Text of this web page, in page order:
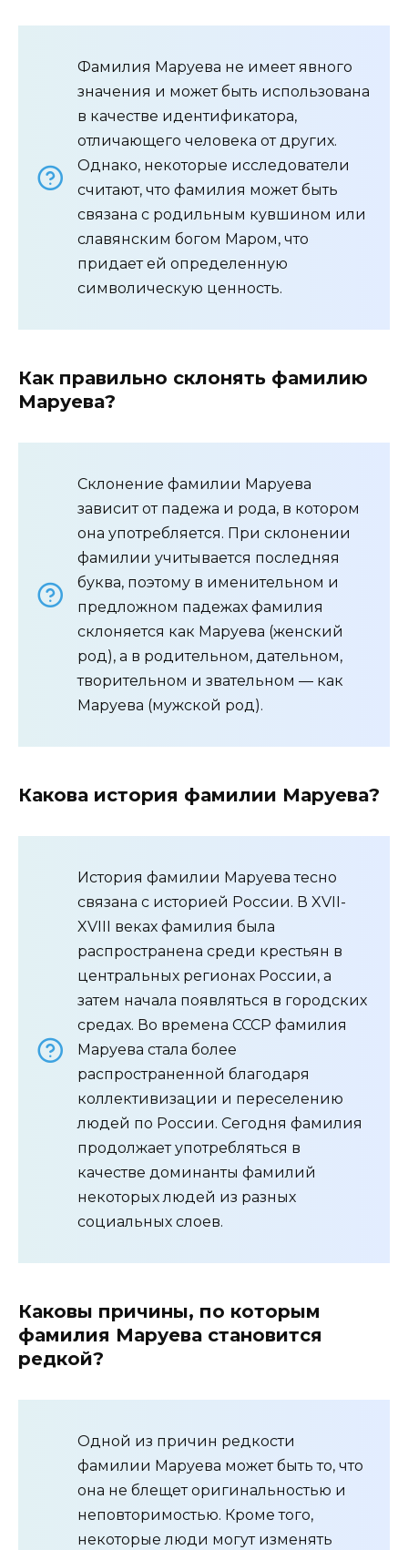
Фамилия Маруева не имеет явного
значения и может быть использована
в качестве идентификатора,
отличающего человека от других.
Однако, некоторые исследователи
считают, что фамилия может быть
связана с родильным кувшином или
славянским богом Маром, что
придает ей определенную
символическую ценность.
Как правильно склонять фамилию
Маруева?
Склонение фамилии Маруева
зависит от падежа и рода, в котором
она употребляется. При склонении
фамилии учитывается последняя
буква, поэтому в именительном и
предложном падежах фамилия
склоняется как Маруева (женский
род), а в родительном, дательном,
творительном и звательном — как
Маруева (мужской род).
Какова история фамилии Маруева?
История фамилии Маруева тесно
связана с историей России. В XVII-
XVIII веках фамилия была
распространена среди крестьян в
центральных регионах России, а
затем начала появляться в городских
средах. Во времена СССР фамилия
Маруева стала более
распространенной благодаря
коллективизации и переселению
людей по России. Сегодня фамилия
продолжает употребляться в
качестве доминанты фамилий
некоторых людей из разных
социальных слоев.
Каковы причины, по которым
фамилия Маруева становится
редкой?
Одной из причин редкости
фамилии Маруева может быть то, что
она не блещет оригинальностью и
неповторимостью. Кроме того,
некоторые люди могут изменять